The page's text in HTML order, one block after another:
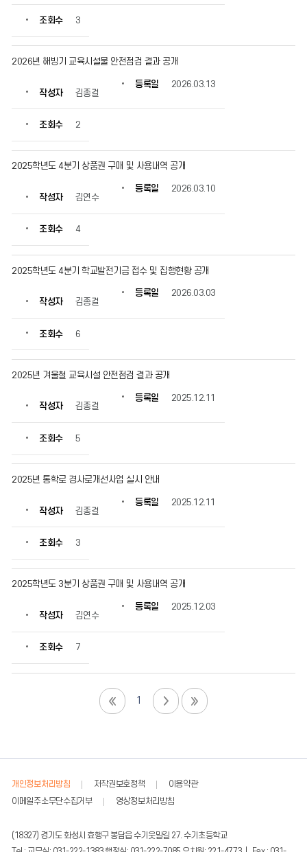
습
조회수 3
2026년 해빙기 교육시설물 안전점검 결과 공개
작성자 김종걸
등록일 2026.03.13
조회수 2
2025학년도 4분기 상품권 구매 및 사용내역 공개
작성자 김연수
등록일 2026.03.10
조회수 4
2025학년도 4분기 학교발전기금 접수 및 집행현황 공개
작성자 김종걸
등록일 2026.03.03
조회수 6
2025년 겨울철 교육시설 안전점검 결과 공개
작성자 김종걸
등록일 2025.12.11
조회수 5
2025년 통학로 경사로개선사업 실시 안내
작성자 김종걸
등록일 2025.12.11
조회수 3
2025학년도 3분기 상품권 구매 및 사용내역 공개
작성자 김연수
등록일 2025.12.03
조회수 7
1
개인정보처리방침 저작권보호정책
이용약관
이메일주소무단수집거부
영상정보처리방침
(18327) 경기도 화성시 효행구 봉담읍 수기웃말길 27. 수기초등학교